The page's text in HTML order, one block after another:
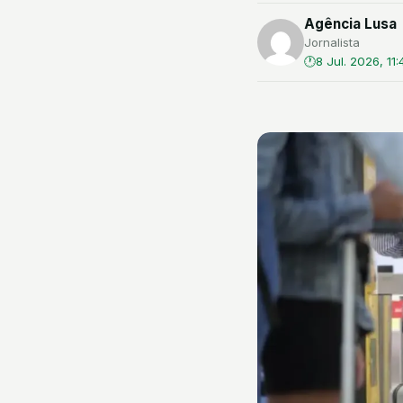
Agência Lusa
Jornalista
8 Jul. 2026,